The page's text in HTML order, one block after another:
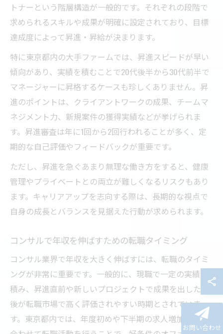
トナーという階層構造が一般的です。それぞれの段階で
求められるスキルや成果が明確に設定されており、目標
達成度によって昇進・昇給が決まります。
特に東京都内の大手ファームでは、昇進スピードが早い
傾向があり、実績を積むことで20代後半から30代前半で
マネージャーに昇格するケースも珍しくありません。昇
進のポイントは、クライアントワークの成果、チームマ
ネジメント力、新規案件の獲得実績などが挙げられま
す。昇進審査は年に1回から2回行われることが多く、定
期的な自己評価やフィードバックが重要です。
ただし、昇進を急ぐあまり無理な働き方をすると、健康
管理やプライベートとの両立が難しくなるリスクもあり
ます。キャリアアップを志向する際は、長期的な視点で
自身の成長とバランスを見据えた行動が求められます。
コンサルで年収を伸ばすための転職タイミング
コンサル業界で年収を大きく伸ばすには、転職のタイミ
ングが非常に重要です。一般的に、現職で一定の実績を
積み、昇進直前や新しいプロジェクトで成果を出した直
後が転職市場で高く評価されやすい時期とされていま
す。東京都内では、年度初めや下半期の求人増加時期に
お問い合わせ